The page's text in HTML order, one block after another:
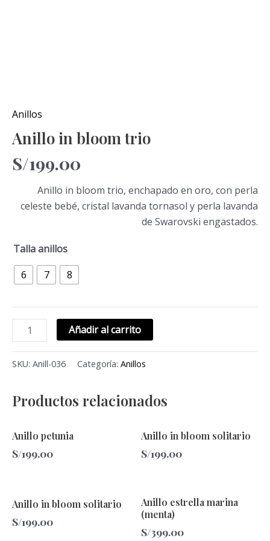
Anillos
Anillo in bloom trio
S/199.00
Anillo in bloom trio, enchapado en oro, con perla
celeste bebé, cristal lavanda tornasol y perla lavanda
de Swarovski engastados.
Talla anillos
6
7 8
Añadir al carrito
SKU: Anill-036 Categoría: Anillos
Productos relacionados
Anillo petunia
S/199.00
producto
tiene
Las
opciones
Anillo in bloom solitario
S/199.00
producto
tiene
Las
opciones
se
Anillo in bloom solitario
S/199.00
producto
tiene
Anillo estrella marina
(menta)
S/399.00
Este
producto
tiene